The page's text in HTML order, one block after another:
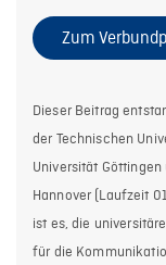
Zum
Dieser Beitrag
der Technischen
Universität
Hannover (Laufzeit
ist es, die
für die